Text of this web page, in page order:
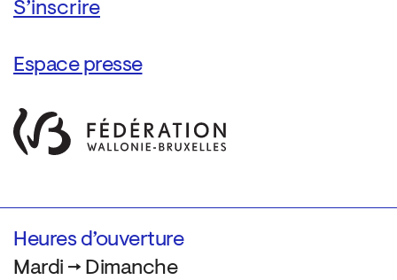
Espace presse
Heures d’ouverture
Mardi → Dimanche